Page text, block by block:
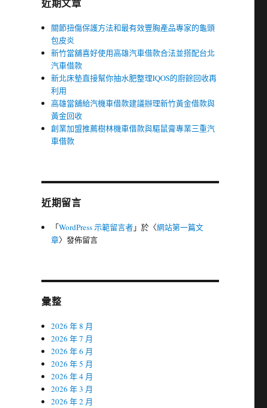
關節扭傷保護方法和最有效豐胸產品專家的龜頭
包皮炎
新竹當舖喜好使用高雄汽車借款合法並搭配台北
汽車借款
新北床墊直接幫你抽水肥整理IQOS的廚餘回收再
利用
高雄當舖給汽機車借款建議辦理新竹黃金借款與
黃金回收
創業加盟推薦樹林機車借款與驅鼠膏專業三重汽
車借款
近期留言
「WordPress 示範留言者」於〈網站第一篇文
章〉發佈留言
彙整
2026 年 8 月
2026 年 7 月
2026 年 6 月
2026 年 5 月
2026 年 4 月
2026 年 3 月
2026 年 2 月